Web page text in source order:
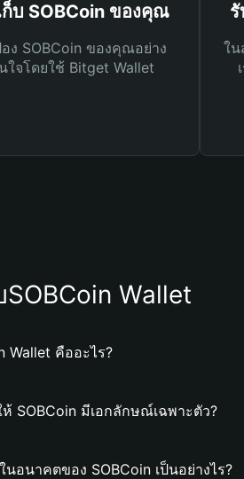
ก็บ SOBCoin ของคุณ
ง SOBCoin ของคุณอย่าง
ใจโดยใช้ Bitget Wallet
ใน
SOBCoin Wallet
Wallet คืออะไร?
ห้ SOBCoin มีเอกลักษณ์เฉพาะตัว?
อนาคตของ SOBCoin เป็นอย่างไร?